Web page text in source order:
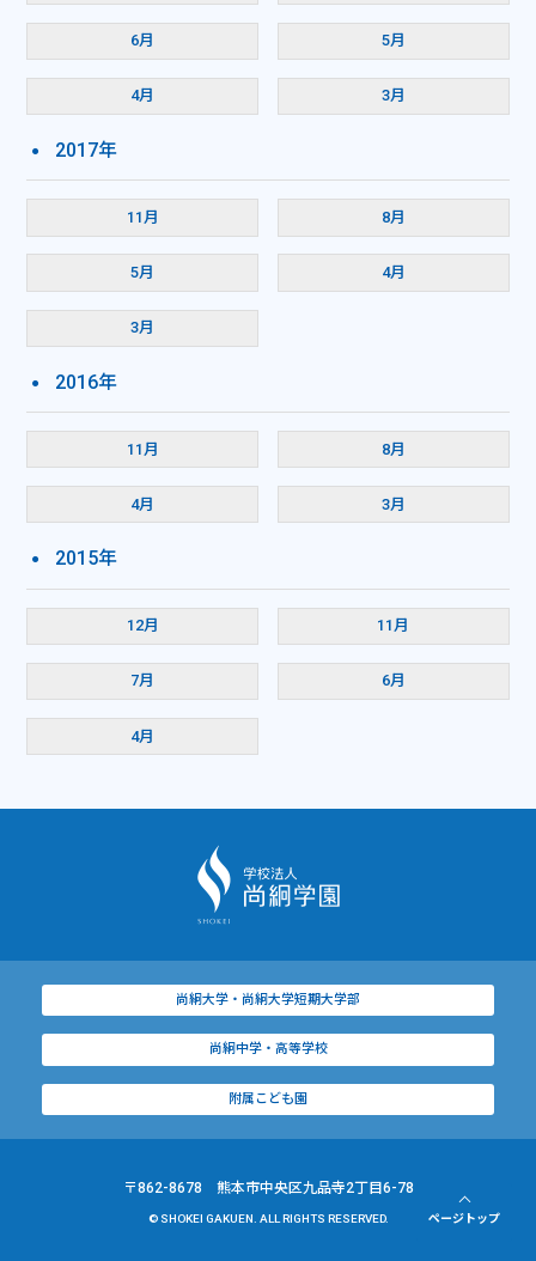
6月 5月
4月 3月
2017年
11月 8月
5月 4月
3月
2016年
11月 8月
4月 3月
2015年
12月 11月
7月 6月
4月
尚絅大学・尚絅大学短期大学部
尚絅中学・高等学校
附属こども園
〒862-8678 熊本市中央区九品寺2丁目6-78
© SHOKEI GAKUEN. ALL RIGHTS RESERVED. ページトップ